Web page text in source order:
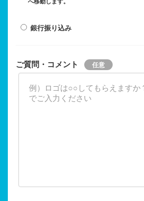
銀行振り込み
ご質問・コメント